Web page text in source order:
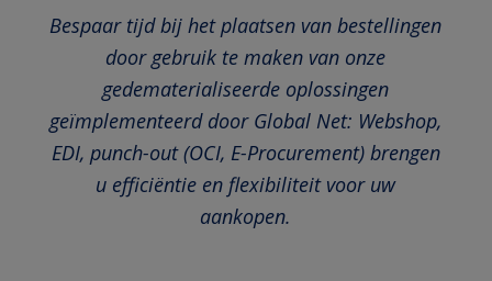
Bespaar tijd bij het plaatsen van bestellingen
door gebruik te maken van onze
gedematerialiseerde oplossingen
geïmplementeerd door Global Net: Webshop,
EDI, punch-out (OCI, E-Procurement) brengen
u efficiëntie en flexibiliteit voor uw
aankopen.